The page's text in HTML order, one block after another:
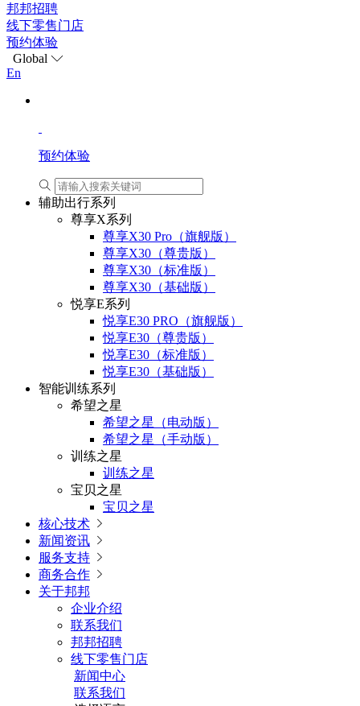
邦邦招聘
线下零售门店
预约体验
Global
En
预约体验
辅助出行系列
尊享X系列
尊享X30 Pro（旗舰版）
尊享X30（尊贵版）
尊享X30（标准版）
尊享X30（基础版）
悦享E系列
悦享E30 PRO（旗舰版）
悦享E30（尊贵版）
悦享E30（标准版）
悦享E30（基础版）
智能训练系列
希望之星
希望之星（电动版）
希望之星（手动版）
训练之星
训练之星
宝贝之星
宝贝之星
核心技术 
新闻资讯 
服务支持 
商务合作 
关于邦邦
企业介绍
联系我们
邦邦招聘
线下零售门店
新闻中心
联系我们